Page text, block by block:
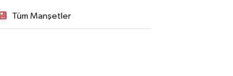
Tüm Manşetler